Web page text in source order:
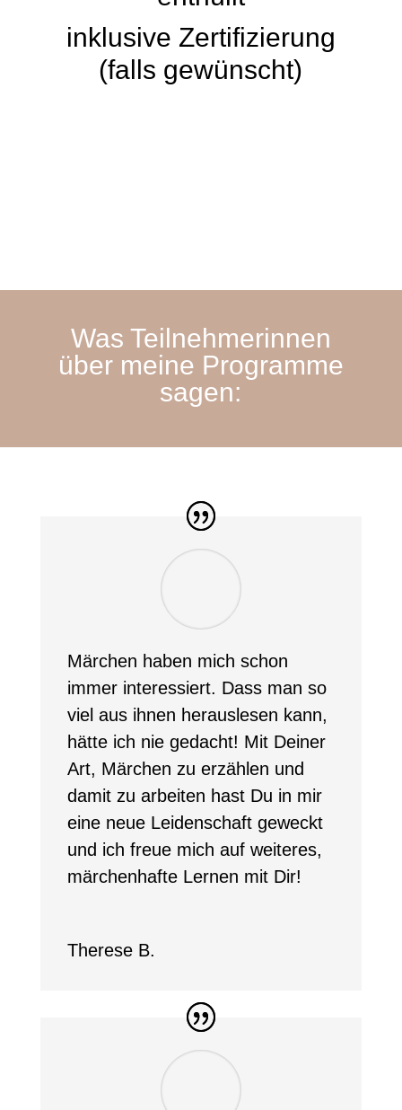
inklusive Zertifizierung
(falls gewünscht)
Was Teilnehmerinnen
über meine Programme
sagen:
Märchen haben mich schon
immer interessiert. Dass man so
viel aus ihnen herauslesen kann,
hätte ich nie gedacht! Mit Deiner
Art, Märchen zu erzählen und
damit zu arbeiten hast Du in mir
eine neue Leidenschaft geweckt
und ich freue mich auf weiteres,
märchenhafte Lernen mit Dir!
Therese B.